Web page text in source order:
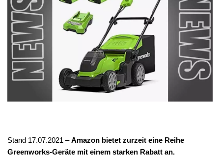
Stand 17.07.2021 –Amazon bietet zurzeit eine Reihe
Greenworks-Geräte mit einem starken Rabatt an.